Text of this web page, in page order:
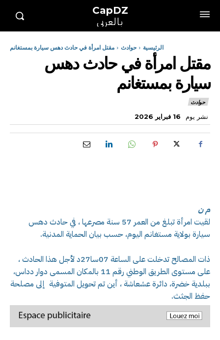
CapDZ
بالعربي
الرئيسية حوادث مقتل امرأة في حادث دهس سيارة بمستغانم
مقتل امرأة في حادث دهس
سيارة بمستغانم
حوادث
نشر يوم 16 فبراير 2026
م ن
لقيت امرأة تبلغ من العمر 57 سنة مصرعها ، في حادث دهس
سيارة بولاية مستغانم اليوم، حسب بيان الحماية المدنية.
ذات المصالح تدخلت على الساعة 07سا27د لأجل هذا الحادث ،
على مستوى الطريق الوطني رقم 11 بالمكان المسمى دوار دداس،
ببلدية خضرة، دائرة عشعاشة ، أين تم تحويل المتوفية إلى مصلحة
حفظ الجثث.